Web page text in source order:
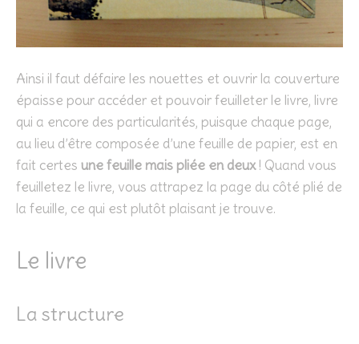
Ainsi il faut défaire les nouettes et ouvrir la couverture
épaisse pour accéder et pouvoir feuilleter le livre, livre
qui a encore des particularités, puisque chaque page,
au lieu d’être composée d’une feuille de papier, est en
fait certes une feuille mais pliée en deux! Quand vous
feuilletez le livre, vous attrapez la page du côté plié de
la feuille, ce qui est plutôt plaisant je trouve.
Le livre
La structure